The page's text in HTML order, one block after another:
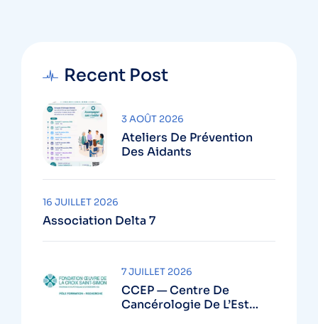
Recent Post
Ateliers De Prévention
Des Aidants
3 AOÛT 2026
Association Delta 7
16 JUILLET 2026
CCEP — Centre De
Cancérologie De L’Est
7 JUILLET 2026